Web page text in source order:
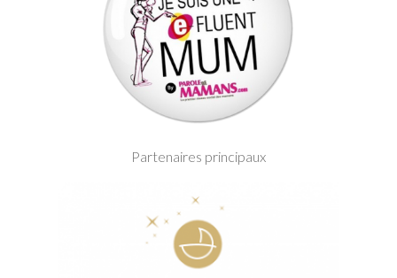
Partenaires principaux